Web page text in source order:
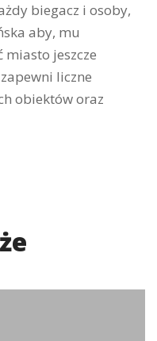
biegacz i osoby,
aby, mu
jeszcze
liczne
obiektów oraz